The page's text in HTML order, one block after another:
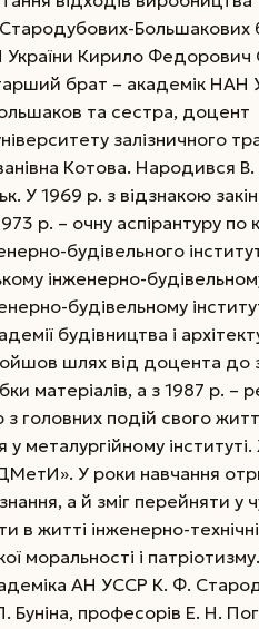
Стародубових-Большакових
України Кирило
брат – академік НАН
та сестра, доцент
залізничного
Котова. Народився
У 1969 р. з відзнакою
р. – очну аспірантуру по
будівельного
інже­нерно-
будівельному
будівництва і
шлях від доцента до
матеріалів, а з 1987 р. –
головних подій свого
металургійному
У роки навчання
а й зміг перейняти у
в житті інженерно-
моральності і
АН УССР К. Ф.
професорів Е. Н.